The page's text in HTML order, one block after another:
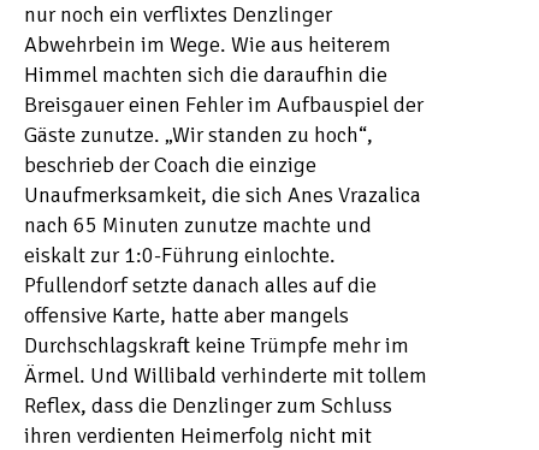
nur noch ein verflixtes Denzlinger
Abwehrbein im Wege. Wie aus heiterem
Himmel machten sich die daraufhin die
Breisgauer einen Fehler im Aufbauspiel der
Gäste zunutze. „Wir standen zu hoch“,
beschrieb der Coach die einzige
Unaufmerksamkeit, die sich Anes Vrazalica
nach 65 Minuten zunutze machte und
eiskalt zur 1:0-Führung einlochte.
Pfullendorf setzte danach alles auf die
offensive Karte, hatte aber mangels
Durchschlagskraft keine Trümpfe mehr im
Ärmel. Und Willibald verhinderte mit tollem
Reflex, dass die Denzlinger zum Schluss
ihren verdienten Heimerfolg nicht mit